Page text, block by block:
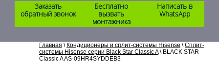
Заказать
обратный звонок
Бесплатно
вызвать
монтажника
Написать в
WhatsApp
Главная \ Кондиционеры и сплит-системы Hisense \Сплит-
системы Hisense серии Black Star Classic A\ BLACK STAR
Classic A AS-09HR4SYDDEB3